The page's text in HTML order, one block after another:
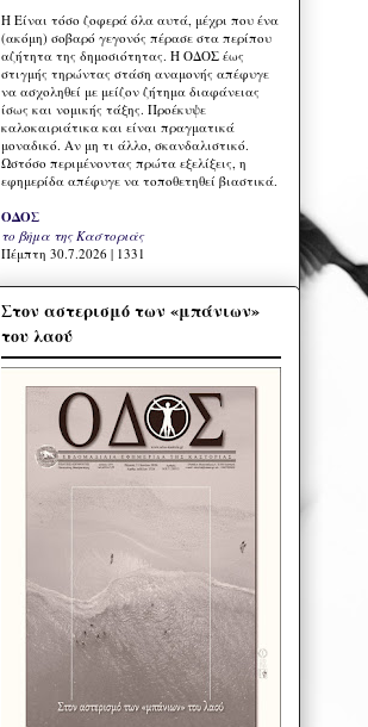
Η Eίναι τόσο ζοφερά όλα αυτά, μέχρι που ένα
(ακόμη) σοβαρό γεγονός πέρασε στα περίπου
αζήτητα της δημοσιότητας. Η ΟΔΟΣ έως
στιγμής τηρώντας στάση αναμονής απέφυγε
να ασχοληθεί με μείζον ζήτημα διαφάνειας
ίσως και νομικής τάξης. Προέκυψε
καλοκαιριάτικα και είναι πραγματικά
μοναδικό. Αν μη τι άλλο, σκανδαλιστικό.
Ωστόσο περιμένοντας πρώτα εξελίξεις, η
εφημερίδα απέφυγε να τοποθετηθεί βιαστικά.
ΟΔΟΣ
το βήμα της Καστοριάς
Πέμπτη 30.7.2026 | 1331
Στον αστερισμό των «μπάνιων»
του λαού